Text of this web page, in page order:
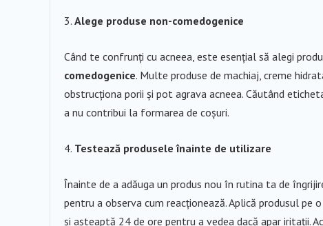
Alege produse non-comedogenice
Când te confrunți cu acneea, este esențial să alegi
comedogenice. Multe produse de machiaj, creme
obstrucționa porii și pot agrava acneea. Căutând
a nu contribui la formarea de coșuri.
Testează produsele înainte de utilizare
Înainte de a adăuga un produs nou în rutina ta de
pentru a observa cum reacționează. Aplică produsul
și așteaptă 24 de ore pentru a vedea dacă apar iritații.